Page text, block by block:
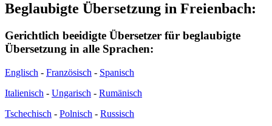
Beglaubigte Übersetzung in Freienbach:
Gerichtlich beeidigte Übersetzer für beglaubigte
Übersetzung in alle Sprachen:
Englisch - Französisch - Spanisch
Italienisch - Ungarisch - Rumänisch
Tschechisch - Polnisch - Russisch